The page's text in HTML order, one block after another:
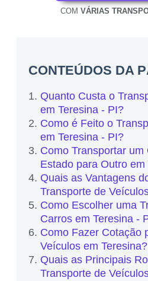
COM VÁRIAS
CONTEÚDOS DA
Quanto Custa o
em Teresina - PI?
Como é Feito o
em Teresina - PI?
Como Transportar um
Estado para Outro
Quais as Vantagens
Transporte de
Como Escolher uma
Carros em Teresina -
Como Fazer Cotação
Veículos em Teresina?
Quais as Principais
Transporte de